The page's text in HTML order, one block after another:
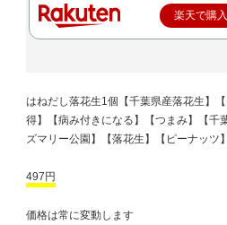
楽天で購入
はねだし落花生1個【千葉県産落花生】
得】【病み付きになる】【つまみ】【千
ズマリー公園】【落花生】【ピーナッツ】
497円
価格は常に変動します